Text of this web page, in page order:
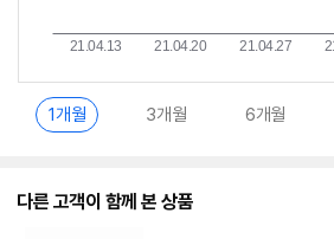
1개월 3개월 6개월
다른 고객이 함께 본 상품